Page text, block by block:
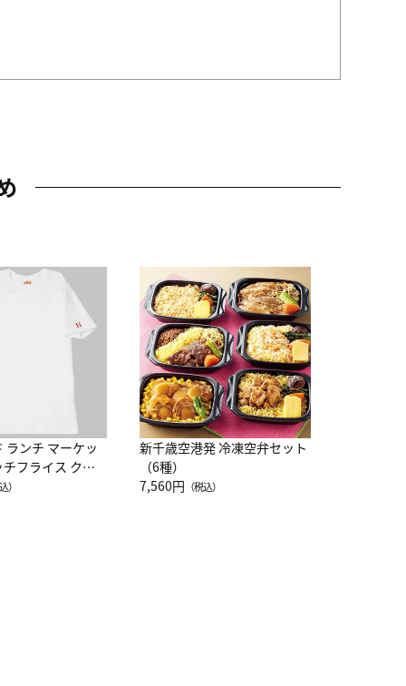
ランチ マーケッ
フライス クル
半袖Ｔシャツ
）
新千歳空港発 冷凍空弁セット
（6種）
7,560円 （税込）